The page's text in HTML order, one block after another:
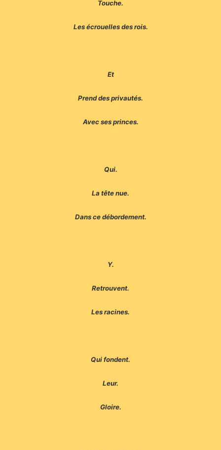
Touche.
Les écrouelles des rois.
Et
Prend des privautés.
Avec ses princes.
Qui.
La tête nue.
Dans ce débordement.
Y.
Retrouvent.
Les racines.
Qui fondent.
Leur.
Gloire.